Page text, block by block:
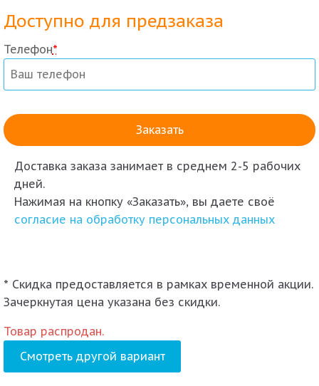
Доступно для предзаказа
Телефон*
Доставка заказа занимает в среднем 2-5 рабочих
дней.
Нажимая на кнопку «Заказать», вы даете своё
согласие на обработку персональных данных
* Скидка предоставляется в рамках временной акции.
Зачеркнутая цена указана без скидки.
Товар распродан.
Смотреть другой вариант